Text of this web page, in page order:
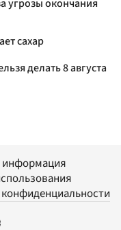
угрозы окончания
сахар
делать 8 августа
информация